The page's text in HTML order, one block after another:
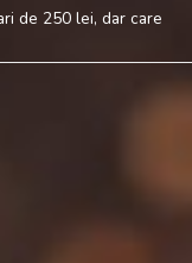
de 250 lei, dar care